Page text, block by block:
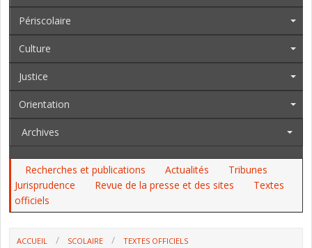
Périscolaire
Culture
Justice
Orientation
Archives
Recherches et publications Actualités
Tribunes
Jurisprudence
Revue de la presse et des sites
Textes
officiels
ACCUEIL SCOLAIRE
TEXTES OFFICIELS